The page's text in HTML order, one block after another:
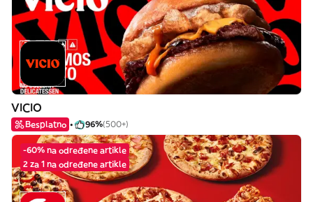
VICIO
Besplatno 96%(500+)
-60% na određene artikle
2 za 1 na određene artikle